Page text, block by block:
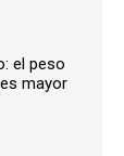
el peso
mayor